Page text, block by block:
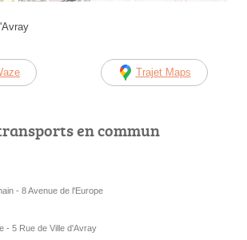
Trajet Maps
en commun
- 8 Avenue de l'Europe
- 5 Rue de Ville d'Avray